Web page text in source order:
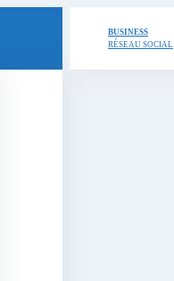
BUSINESS
RÉSEAU SOCIAL